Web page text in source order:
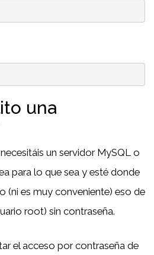
una
un servidor MySQL o
para lo que sea y esté donde
(ni es muy conveniente) eso de
root) sin contraseña.
el acceso por contraseña de